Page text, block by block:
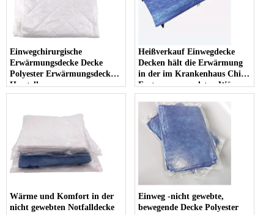
Einwegchirurgische
Erwärmungsdecke Decke
Polyester Erwärmungsdecke
Hersteller
Heißverkauf Einwegdecke
Decken hält die Erwärmung
in der im Krankenhaus China
Factory verwendeten Wärme
Wärme und Komfort in der
nicht gewebten Notfalldecke
Einweg -nicht gewebte,
bewegende Decke Polyester